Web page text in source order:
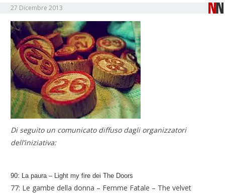
27 Dicembre 2013
Di seguito un comunicato diffuso dagli organizzatori
dell’iniziativa:
90: La paura – Light my fire dei The Doors
77: Le gambe della donna – Femme Fatale – The velvet